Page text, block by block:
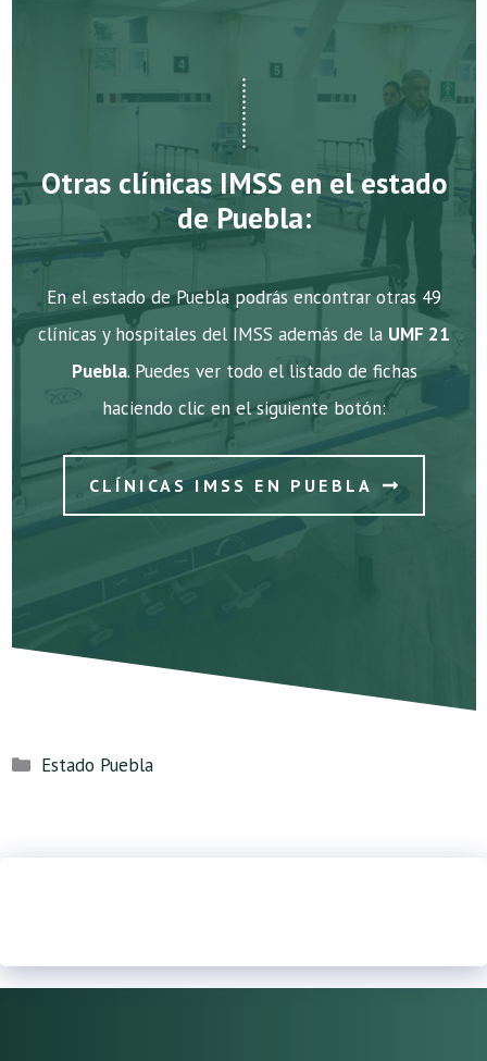
Otras clínicas IMSS en el estado
de Puebla:
En el estado de Puebla podrás encontrar otras 49
clínicas y hospitales del IMSS además de la UMF 21
Puebla. Puedes ver todo el listado de fichas
haciendo clic en el siguiente botón:
CLÍNICAS IMSS EN PUEBLA
Categorías
Estado Puebla